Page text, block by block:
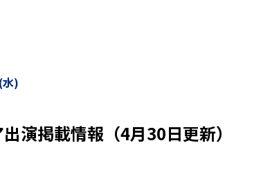
)
演掲載情報（4月30日更新）